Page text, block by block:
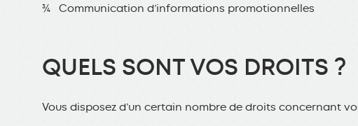
¾ Communication d’informations promotionnelles
QUELS SONT VOS DROITS ?
Vous disposez d’un certain nombre de droits concernant